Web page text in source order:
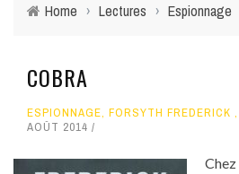
Home › Lectures › Espionnage
COBRA
ESPIONNAGE, FORSYTH FREDERICK ,
AOÛT 2014